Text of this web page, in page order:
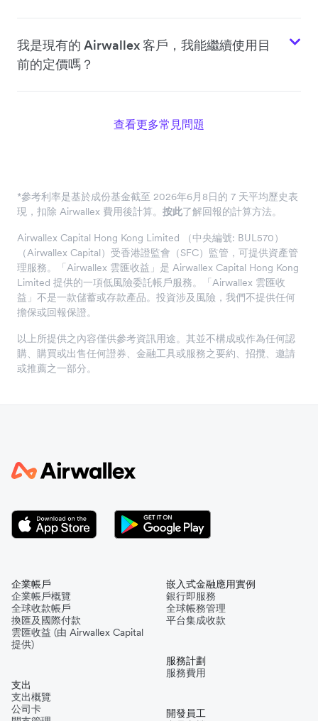
我是現有的 Airwallex 客戶，我能繼續使用目
前的定價嗎？
查看更多常見問題
*參考利率是基於成份基金截至 2026年6月8日的 7 天平均歷史表
現，扣除 Airwallex 費用後計算。 按此了解回報的計算方法。
Airwallex Capital Hong Kong Limited （中央編號: BUL570）
（Airwallex Capital）受香港證監會（SFC）監管，可提供資產管
理服務。「Airwallex 雲匯收益」是 Airwallex Capital Hong Kong
Limited 提供的一項低風險委託帳戶服務。「Airwallex 雲匯收
益」不是一款儲蓄或存款產品。投資涉及風險，我們不提供任何
擔保或回報保證。
以上所提供之內容僅供參考資訊用途。其並不構成或作為任何認
購、購買或出售任何證券、金融工具或服務之要約、招攬、邀請
或推薦之一部分。
企業帳戶
企業帳戶概覽
全球收款帳戶
換匯及國際付款
雲匯收益 (由 Airwallex Capital
提供)
支出
支出概覽
公司卡
嵌入式金融應用實例
銀行即服務
全球帳務管理
平台集成收款
服務計劃
服務費用
開發員工